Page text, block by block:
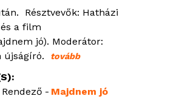
Résztvevők: Hatházi
a film
jó). Moderátor:
újságíró.
tovább
Rendező Majdnem jó